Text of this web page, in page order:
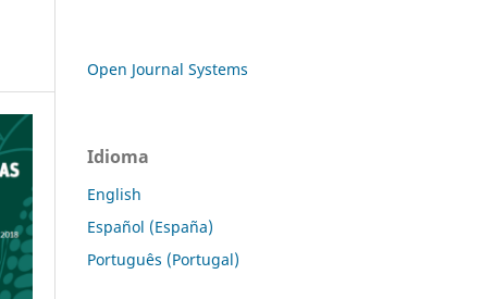
Open Journal Systems
Idioma
English
Español (España)
Português (Portugal)